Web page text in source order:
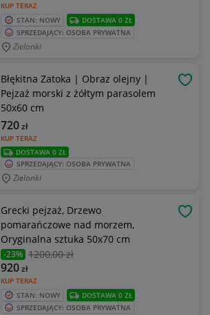
KUP TERAZ
STAN: NOWY
DOSTAWA 0 ZŁ
SPRZEDAJĄCY: OSOBA PRYWATNA
Zielonki
Błękitna Zatoka | Obraz olejny |
Pejzaż morski z żółtym parasolem
50x60 cm
KUP TERAZ
720zł
DOSTAWA 0 ZŁ
SPRZEDAJĄCY: OSOBA PRYWATNA
Zielonki
Grecki pejzaż, Drzewo
pomarańczowe nad morzem,
Oryginalna sztuka 50x70 cm
-23% 1200,00 zł
KUP TERAZ
920zł
STAN: NOWY
DOSTAWA 0 ZŁ
SPRZEDAJĄCY: OSOBA PRYWATNA